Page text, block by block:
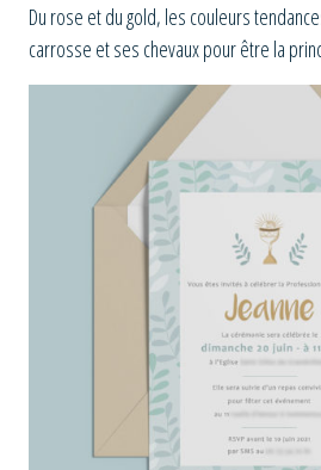
Du rose et du gold, les couleurs
carrosse et ses chevaux pour être la